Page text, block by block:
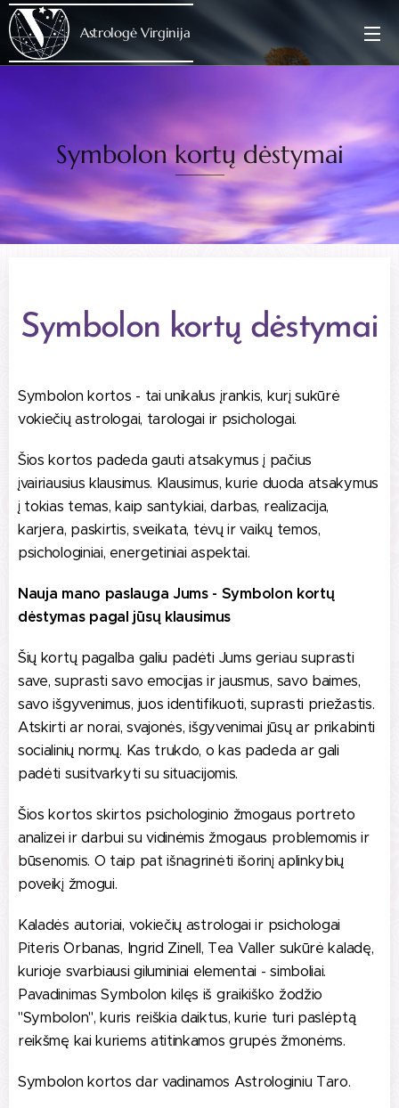
Astrologė Virginija
Symbolon kortų dėstymai
Symbolon kortų dėstymai
Symbolon kortos - tai unikalus įrankis, kurį sukūrė
vokiečių astrologai, tarologai ir psichologai.
Šios kortos padeda gauti atsakymus į pačius
įvairiausius klausimus. Klausimus, kurie duoda atsakymus
į tokias temas, kaip santykiai, darbas, realizacija,
karjera, paskirtis, sveikata, tėvų ir vaikų temos,
psichologiniai, energetiniai aspektai.
Nauja mano paslauga Jums - Symbolon kortų
dėstymas pagal jūsų klausimus
Šių kortų pagalba galiu padėti Jums geriau suprasti
save, suprasti savo emocijas ir jausmus, savo baimes,
savo išgyvenimus, juos identifikuoti, suprasti priežastis.
Atskirti ar norai, svajonės, išgyvenimai jūsų ar prikabinti
socialinių normų. Kas trukdo, o kas padeda ar gali
padėti susitvarkyti su situacijomis.
Šios kortos skirtos psichologinio žmogaus portreto
analizei ir darbui su vidinėmis žmogaus problemomis ir
būsenomis. O taip pat išnagrinėti išorinį aplinkybių
poveikį žmogui.
Kaladės autoriai, vokiečių astrologai ir psichologai
Piteris `Orbanas, Ingrid Zinell, Tea Valler sukūrė kaladę,
kurioje svarbiausi giluminiai elementai - simboliai.
Pavadinimas Symbolon kilęs iš graikiško žodžio
"Symbolon", kuris reiškia daiktus, kurie turi paslėptą
reikšmę kai kuriems atitinkamos grupės žmonėms.
Symbolon kortos dar vadinamos Astrologiniu Taro.